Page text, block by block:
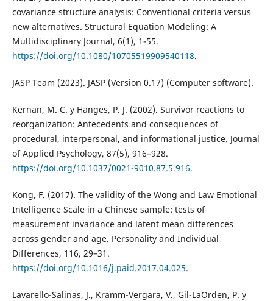
covariance structure analysis: Conventional criteria versus
new alternatives. Structural Equation Modeling: A
Multidisciplinary Journal, 6(1), 1-55.
https://doi.org/10.1080/10705519909540118.
JASP Team (2023). JASP (Version 0.17) (Computer software).
Kernan, M. C. y Hanges, P. J. (2002). Survivor reactions to
reorganization: Antecedents and consequences of
procedural, interpersonal, and informational justice. Journal
of Applied Psychology, 87(5), 916–928.
https://doi.org/10.1037/0021-9010.87.5.916.
Kong, F. (2017). The validity of the Wong and Law Emotional
Intelligence Scale in a Chinese sample: tests of
measurement invariance and latent mean differences
across gender and age. Personality and Individual
Differences, 116, 29–31.
https://doi.org/10.1016/j.paid.2017.04.025.
Lavarello-Salinas, J., Kramm-Vergara, V., Gil-LaOrden, P. y